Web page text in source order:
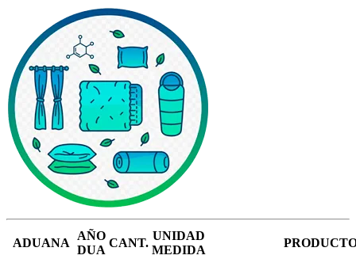
ADUANA
AÑO
DUA
CANT.
UNIDAD
MEDIDA